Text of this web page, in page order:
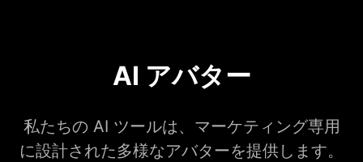
AI アバター
私たちの AI ツールは、マーケティング専用
に設計された多様なアバターを提供します。